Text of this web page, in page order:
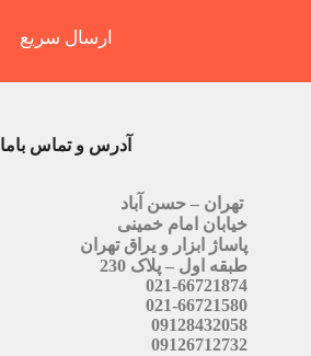
ارسال سریع
آدرس و تماس باما
تهران – حسن آباد
خیابان امام خمینی
پاساژ ابزار و یراق تهران
طبقه اول – پلاک 230
021-66721874
021-66721580
09128432058
09126712732